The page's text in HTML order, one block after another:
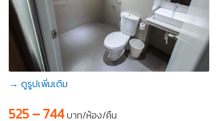
→ ดูรูปเพิ่มเติม
525 – 744บาท/ห้อง/คืน